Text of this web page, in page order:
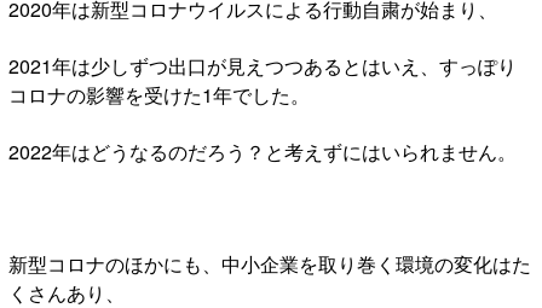
2020年は新型コロナウイルスによる行動自粛が始まり、
2021年は少しずつ出口が見えつつあるとはいえ、すっぽり
コロナの影響を受けた1年でした。
2022年はどうなるのだろう？と考えずにはいられません。
新型コロナのほかにも、中小企業を取り巻く環境の変化はた
くさんあり、